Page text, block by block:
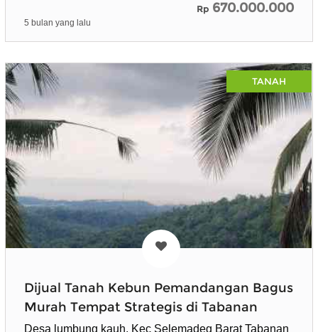
Rp 670.000.000
5 bulan yang lalu
TANAH
Dijual Tanah Kebun Pemandangan Bagus
Murah Tempat Strategis di Tabanan
Desa lumbung kauh, Kec Selemadeg Barat Tabanan